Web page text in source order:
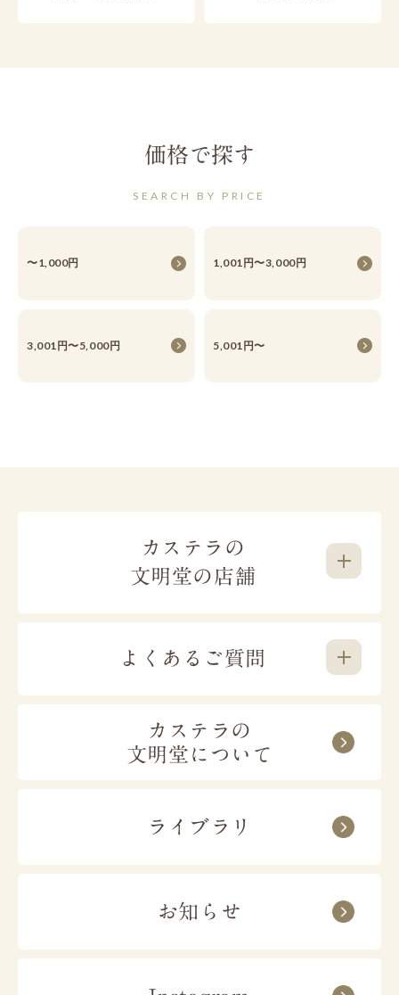
価格で探す
SEARCH BY PRICE
〜1,000円 1,001円〜3,000円
3,001円〜5,000円 5,001円〜
カステラの
文明堂の店舗
品を幅広くご提供します。
東京多摩地域
よくあるご質問
お届け日時の指定はできますか？
時間指定は、午前中／14~16時／16~18時／
18~20時／19~21時からお選びいただけます。
お届けまでどのくらいかかりますか？
カステラの
文明堂について
ライブラリ
お知らせ